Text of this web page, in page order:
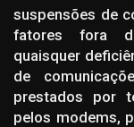
suspensões de
fatores fora
quaisquer
de
prestados por
pelos modems,